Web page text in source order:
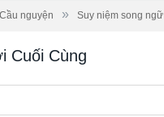
Cầu nguyện » Suy niệm song ngữ
Cuối Cùng